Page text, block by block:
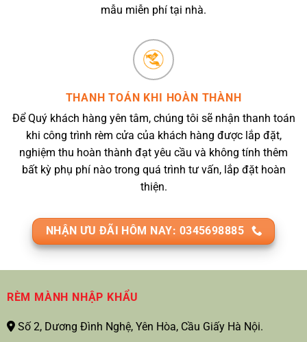
mẫu miễn phí tại nhà.
THANH TOÁN KHI HOÀN THÀNH
Để Quý khách hàng yên tâm, chúng tôi sẽ nhận thanh toán
khi công trình rèm cửa của khách hàng được lắp đặt,
nghiệm thu hoàn thành đạt yêu cầu và không tính thêm
bất kỳ phụ phí nào trong quá trình tư vấn, lắp đặt hoàn
thiện.
NHẬN ƯU ĐÃI HÔM NAY: 0345698885
RÈM MÀNH NHẬP KHẨU
Số 2, Dương Đình Nghệ, Yên Hòa, Cầu Giấy Hà Nội.